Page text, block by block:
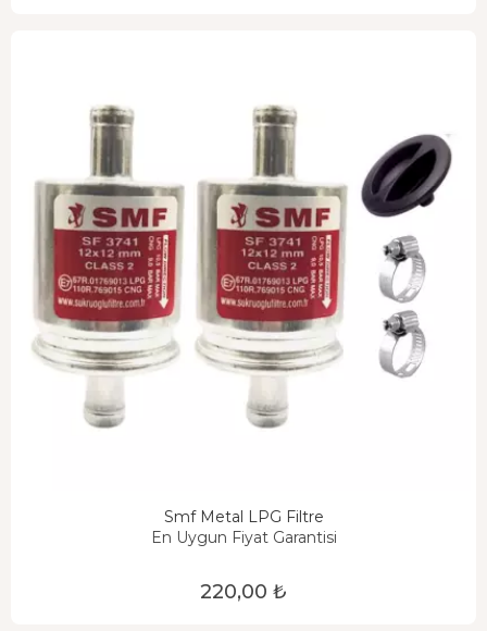
Smf Metal LPG Filtre
En Uygun Fiyat Garantisi
220,00 ₺